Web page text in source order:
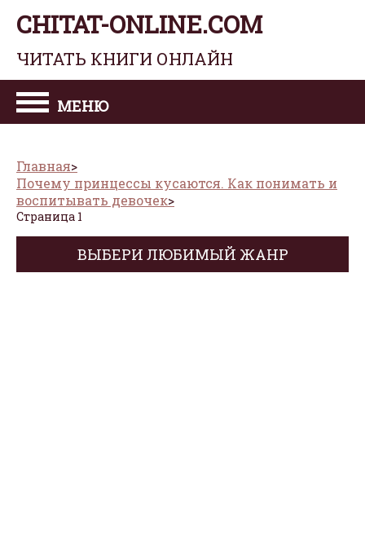
CHITAT-ONLINE.COM
ЧИТАТЬ КНИГИ ОНЛАЙН
МЕНЮ
Главная
Почему принцессы кусаются. Как понимать и
воспитывать девочек
Страница 1
ВЫБЕРИ ЛЮБИМЫЙ ЖАНР